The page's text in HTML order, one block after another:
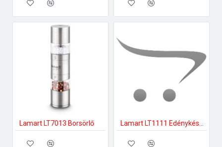
Lamart LT7013 Borsörlő